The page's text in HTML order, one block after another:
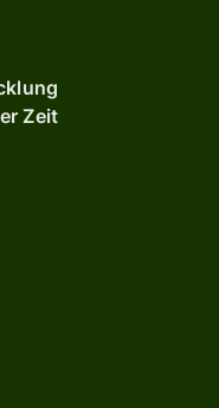
Zeit